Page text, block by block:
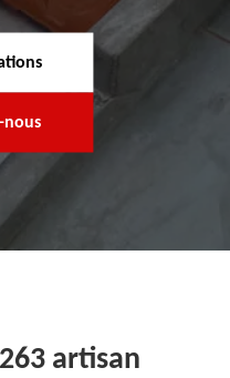
nous
artisan